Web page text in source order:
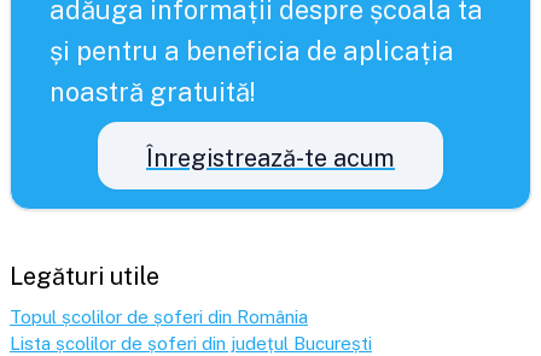
adăuga informații despre școala ta
și pentru a beneficia de aplicația
noastră gratuită!
Înregistrează-te acum
Legături utile
Topul școlilor de șoferi din România
Lista școlilor de șoferi din județul București